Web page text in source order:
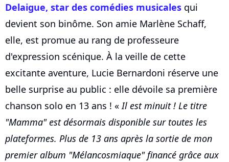
Delaigue, star des comédies musicales qui
devient son binôme. Son amie Marlène Schaff,
elle, est promue au rang de professeure
d'expression scénique. À la veille de cette
excitante aventure, Lucie Bernardoni réserve une
belle surprise au public : elle dévoile sa première
chanson solo en 13 ans ! «Il est minuit ! Le titre
"Mamma" est désormais disponible sur toutes les
plateformes. Plus de 13 ans après la sortie de mon
premier album "Mélancosmiaque" financé grâce aux